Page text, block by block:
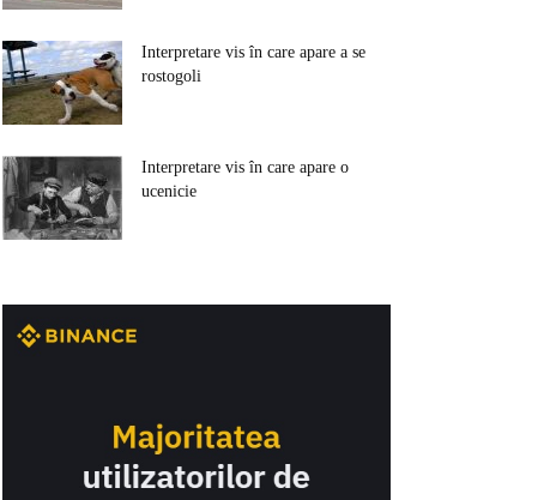
Interpretare vis în care apare a se
rostogoli
Interpretare vis în care apare o
ucenicie